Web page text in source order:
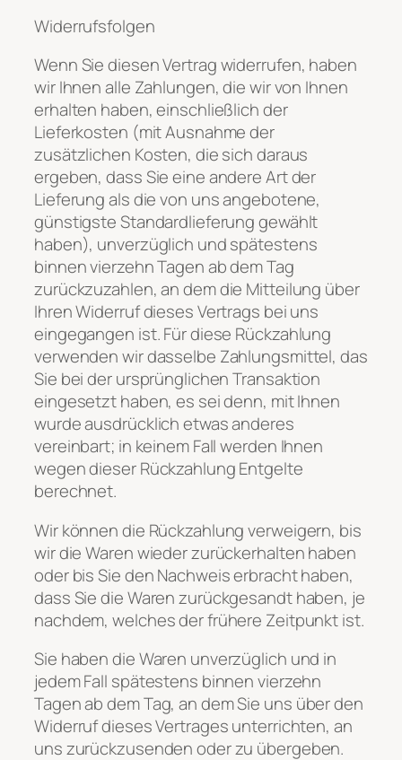
Widerrufsfolgen
Wenn Sie diesen Vertrag widerrufen, haben
wir Ihnen alle Zahlungen, die wir von Ihnen
erhalten haben, einschließlich der
Lieferkosten (mit Ausnahme der
zusätzlichen Kosten, die sich daraus
ergeben, dass Sie eine andere Art der
Lieferung als die von uns angebotene,
günstigste Standardlieferung gewählt
haben), unverzüglich und spätestens
binnen vierzehn Tagen ab dem Tag
zurückzuzahlen, an dem die Mitteilung über
Ihren Widerruf dieses Vertrags bei uns
eingegangen ist. Für diese Rückzahlung
verwenden wir dasselbe Zahlungsmittel, das
Sie bei der ursprünglichen Transaktion
eingesetzt haben, es sei denn, mit Ihnen
wurde ausdrücklich etwas anderes
vereinbart; in keinem Fall werden Ihnen
wegen dieser Rückzahlung Entgelte
berechnet.
Wir können die Rückzahlung verweigern, bis
wir die Waren wieder zurückerhalten haben
oder bis Sie den Nachweis erbracht haben,
dass Sie die Waren zurückgesandt haben, je
nachdem, welches der frühere Zeitpunkt ist.
Sie haben die Waren unverzüglich und in
jedem Fall spätestens binnen vierzehn
Tagen ab dem Tag, an dem Sie uns über den
Widerruf dieses Vertrages unterrichten, an
uns zurückzusenden oder zu übergeben.